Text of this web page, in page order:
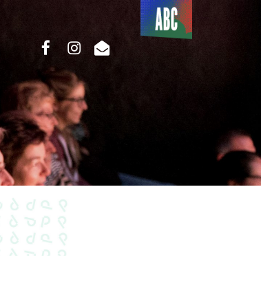
Du côté
de l’ABC
facebookinstagram
email